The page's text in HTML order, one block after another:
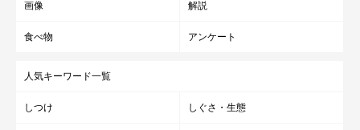
画像 解説
食べ物 アンケート
人気キーワード一覧
しつけ しぐさ・生態